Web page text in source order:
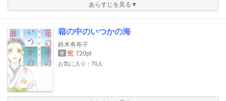
あらすじを見る▼
箱の中のいつかの海
鈴木有布子
巻 完 720pt
お気に入り：70人